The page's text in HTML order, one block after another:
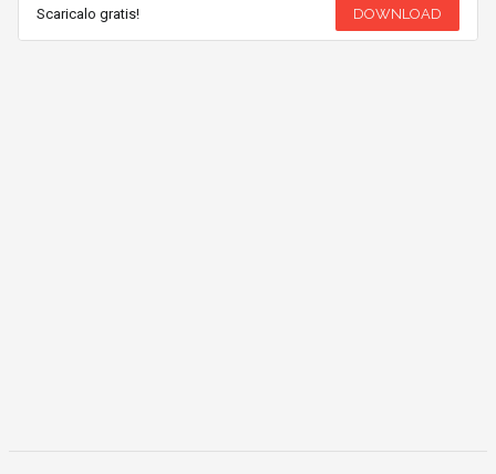
Scaricalo gratis! DOWNLOAD